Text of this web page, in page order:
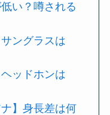
い？噂される
ングラスは
ッドホンは
】身長差は何